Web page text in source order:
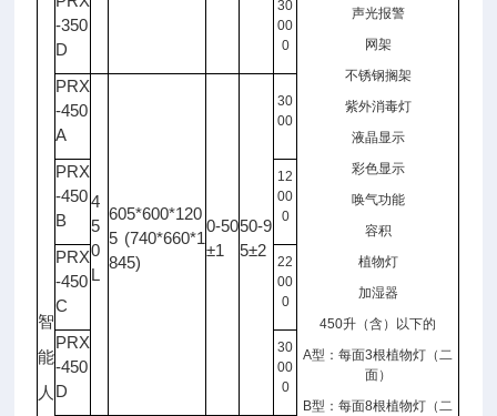
智
能
人
声光报警
网架
不锈钢搁架
紫外消毒灯
液晶显示
彩色显示
唤气功能
容积
植物灯
加湿器
450升（含）以下的
A型：每面3根植物灯（二
面）
B型：每面8根植物灯（二
-350
D
30
00
0
PRX
-450
A
4
5
0
L
605*600*120
5 (740*660*1
845)
0-50
±1
50-9
5±2
30
00
PRX
-450
B
12
00
0
PRX
-450
C
22
00
0
PRX
-450
D
30
00
0